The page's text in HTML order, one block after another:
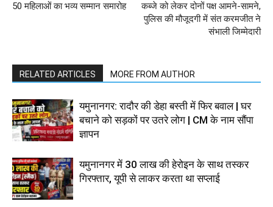
50 महिलाओं का भव्य सम्मान समारोह
कब्जे को लेकर दोनों पक्ष आमने-सामने,
पुलिस की मौजूदगी में संत करमजीत ने
संभाली जिम्मेदारी
RELATED ARTICLES MORE FROM AUTHOR
यमुनानगर: रादौर की डेहा बस्ती में फिर बवाल | घर
बचाने को सड़कों पर उतरे लोग | CM के नाम सौंपा
ज्ञापन
यमुनानगर में 30 लाख की हेरोइन के साथ तस्कर
गिरफ्तार, यूपी से लाकर करता था सप्लाई